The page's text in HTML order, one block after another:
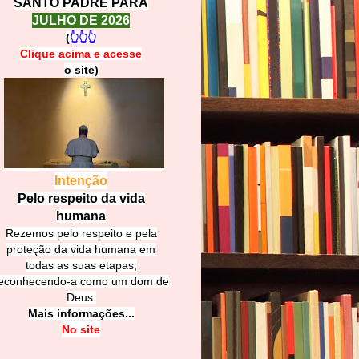
SANTO PADRE PARA
JULHO DE 2026
(👆👆👆
Clique acima e acesse
o site)
Intenção
Pelo respeito da vida
humana
Rezemos pelo respeito e pela
proteção da vida humana em
todas as suas etapas,
a como um dom de
Deus.
Mais informações...
No site